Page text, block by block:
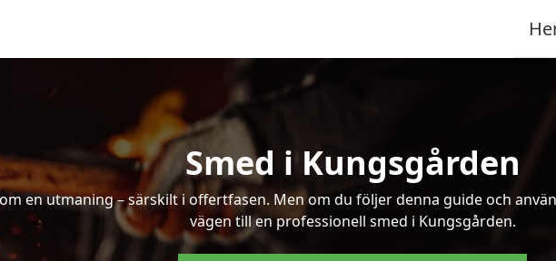
Smed i Kungsgården
en utmaning – särskilt i offertfasen. Men om du följer denna guide och
vägen till en professionell smed i Kungsgården.